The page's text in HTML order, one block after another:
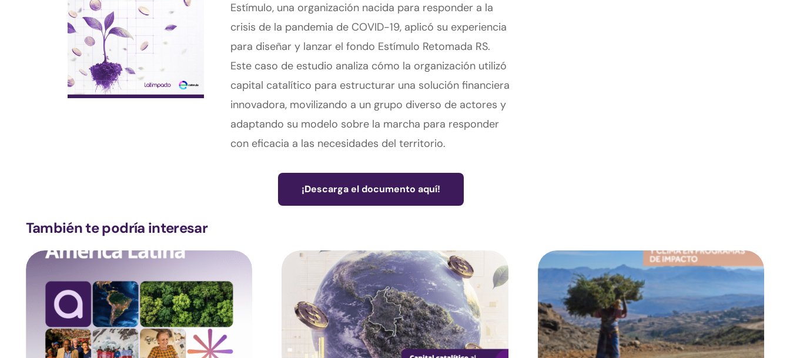
Estímulo, una organización nacida para responder a la
crisis de la pandemia de COVID-19, aplicó su experiencia
para diseñar y lanzar el fondo Estímulo Retomada RS.
Este caso de estudio analiza cómo la organización utilizó
capital catalítico para estructurar una solución financiera
innovadora, movilizando a un grupo diverso de actores y
adaptando su modelo sobre la marcha para responder
con eficacia a las necesidades del territorio.
¡Descarga el documento aquí!
También te podría interesar